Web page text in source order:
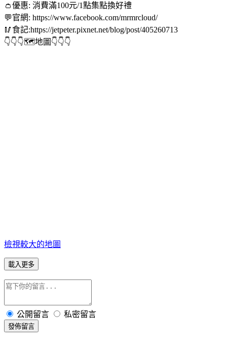
👛優惠: 消費滿100元/1點集點換好禮
💬官網: https://www.facebook.com/mrmrcloud/
🥢食記:https://jetpeter.pixnet.net/blog/post/405260713
👇👇👇🗺地圖👇👇👇
檢視較大的地圖
載入更多
公開留言 私密留言
發佈留言